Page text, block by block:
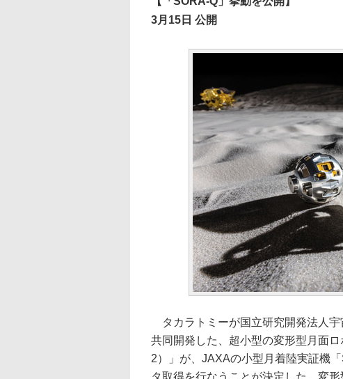
3月15日 公開
タカラトミーが国立研究開発法人宇
共同開発した、超小型の変形型月面
2）」が、JAXAの小型月着陸実証機
タ取得を行なうことが決定した。変